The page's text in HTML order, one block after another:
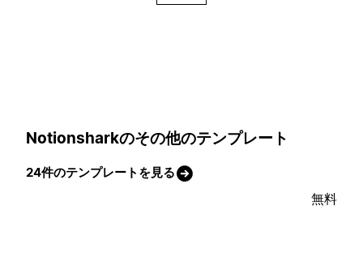
Notionsharkのその他のテンプレート
24件のテンプレートを見る
無料